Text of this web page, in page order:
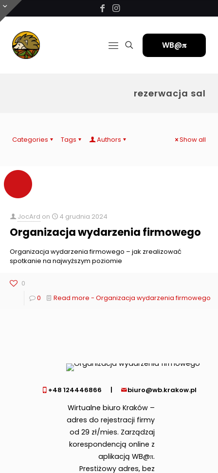
WB@𝛑
rezerwacja sal
Categories Tags Authors Show all
JocArd on 4 grudnia 2024
Organizacja wydarzenia firmowego
Organizacja wydarzenia firmowego – jak zrealizować
spotkanie na najwyższym poziomie
0
0
Read more - Organizacja wydarzenia firmowego
+48 124446866 | biuro@wb.krakow.pl
Wirtualne biuro Kraków –
adres do rejestracji firmy
od 29 zł/mies. Zarządzaj
korespondencją online z
aplikacją WB@π.
Prestiżowy adres, bez